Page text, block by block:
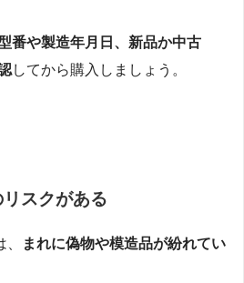
番や製造年月日、新品か中古
してから購入しましょう。
スクがある
まれに偽物や模造品が紛れてい